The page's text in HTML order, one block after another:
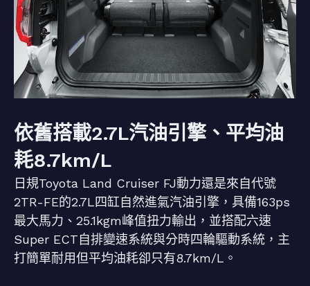
依舊搭載2.7L汽油引擎、平均油
耗8.7km/L
日規Toyota Land Cruiser FJ動力還是來自代號
2TR-FE的2.7L四缸自然進氣汽油引擎，具備163ps
最大馬力、25.1kgm峰值扭力輸出，並搭配六速
Super ECT自排變速系統與分時四輪驅動系統，主
打簡單耐用但平均油耗卻只有8.7km/L。